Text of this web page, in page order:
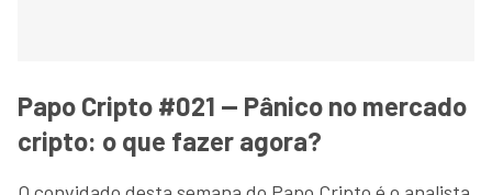
Papo Cripto #021 — Pânico no mercado
cripto: o que fazer agora?